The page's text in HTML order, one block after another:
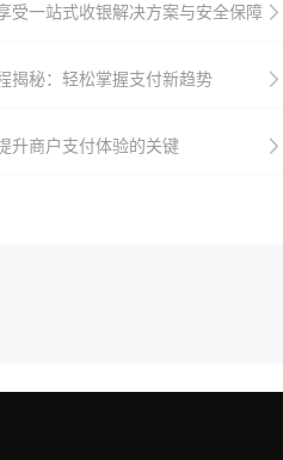
受一站式收银解决方案与安全保障
揭秘：轻松掌握支付新趋势
升商户支付体验的关键